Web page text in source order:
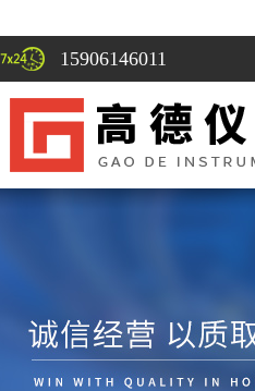
15906146011